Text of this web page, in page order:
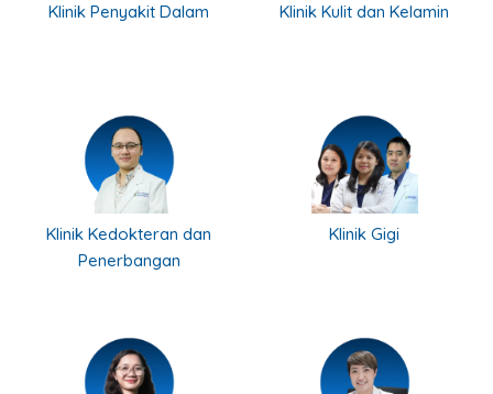
Klinik Penyakit Dalam Klinik Kulit dan Kelamin
Klinik Kedokteran dan
Penerbangan
Klinik Gigi